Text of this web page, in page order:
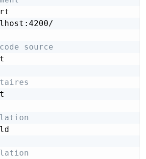
source